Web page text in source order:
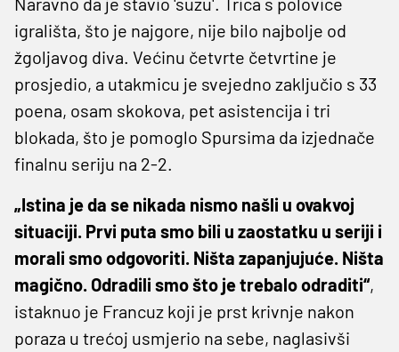
igrališta, što je najgore, nije bilo najbolje od
žgoljavog diva. Većinu četvrte četvrtine je
prosjedio, a utakmicu je svejedno zaključio s 33
poena, osam skokova, pet asistencija i tri
blokada, što je pomoglo Spursima da izjednače
finalnu seriju na 2-2.
„Istina je da se nikada nismo našli u ovakvoj
situaciji. Prvi puta smo bili u zaostatku u seriji i
morali smo odgovoriti. Ništa zapanjujuće. Ništa
magično. Odradili smo što je trebalo odraditi“,
istaknuo je Francuz koji je prst krivnje nakon
poraza u trećoj usmjerio na sebe, naglasivši